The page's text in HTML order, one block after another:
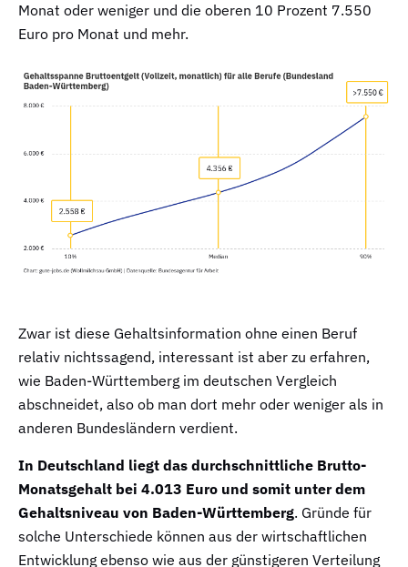
Monat oder weniger und die oberen 10 Prozent 7.550
Euro pro Monat und mehr.
Zwar ist diese Gehaltsinformation ohne einen Beruf
relativ nichtssagend, interessant ist aber zu erfahren,
wie Baden-Württemberg im deutschen Vergleich
abschneidet, also ob man dort mehr oder weniger als in
anderen Bundesländern verdient.
In Deutschland liegt das durchschnittliche Brutto-
Monatsgehalt bei 4.013 Euro und somit unter dem
Gehaltsniveau von Baden-Württemberg. Gründe für
solche Unterschiede können aus der wirtschaftlichen
Entwicklung ebenso wie aus der günstigeren Verteilung